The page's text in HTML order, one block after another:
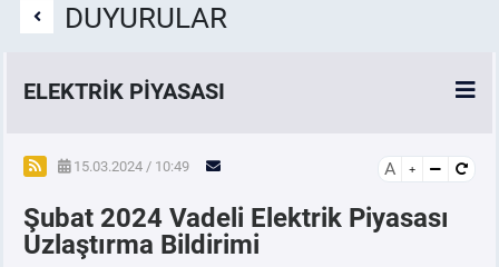
DUYURULAR
ELEKTRİK PİYASASI
SPOT ELEKTRİK PİYASALARI
ÖRNEK FİNANS BELGELERİ
15.03.2024 / 10:49 A
Şubat 2024 Vadeli Elektrik Piyasası
Uzlaştırma Bildirimi